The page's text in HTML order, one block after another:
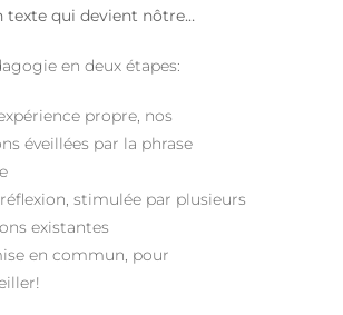
texte qui devient nôtre…
en deux étapes:
propre, nos
éveillées par la phrase
stimulée par plusieurs
existantes
en commun, pour